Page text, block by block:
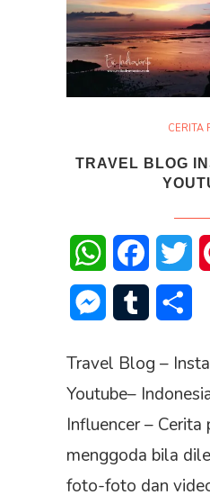
CERITA
TRAVEL BLOG
WhatsAppFacebook
Messenger
Tumblr
Travel Blog –
Youtube–
Influencer –
menggoda bila
foto-foto dan